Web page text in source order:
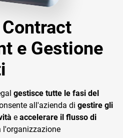
e Gestione
gestisce tutte le fasi del
all'azienda di gestire gli
e accelerare il flusso di
l'organizzazione